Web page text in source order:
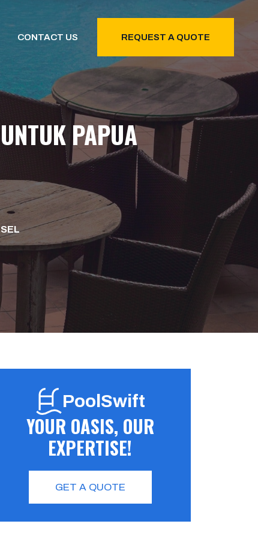
CONTACT US REQUEST A QUOTE
PAPUA
PoolSwift
YOUR OASIS, OUR
EXPERTISE!
GET A QUOTE